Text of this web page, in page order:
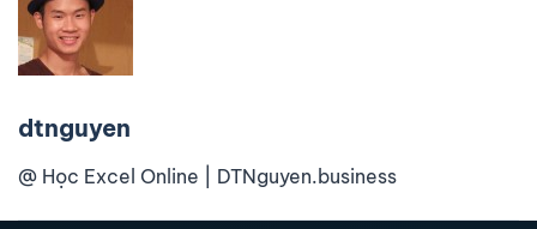
dtnguyen
@ Học Excel Online | DTNguyen.business